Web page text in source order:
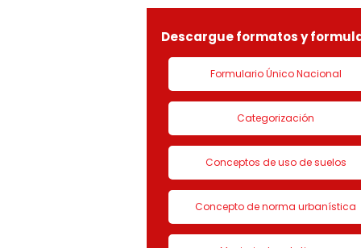
normas concordantes, hace
saber que según ra
Descargue formatos y
Formulario Único Nacional
Categorización
Conceptos de uso de suelos
Concepto de norma urbanística